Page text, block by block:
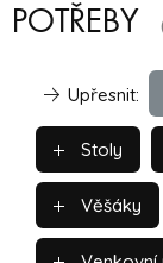
POTŘEBY
Upřesnit:
Stoly
Věšáky